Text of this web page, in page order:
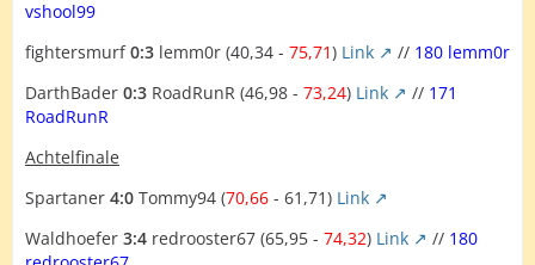
vshool99
fightersmurf0:3 lemm0r (40,34 - 75,71) Link // 180 lemm0r
DarthBader 0:3 RoadRunR (46,98 - 73,24) Link // 171
RoadRunR
Achtelfinale
Spartaner 4:0 Tommy94 (70,66 - 61,71) Link
Waldhoefer 3:4 redrooster67 (65,95 - 74,32) Link // 180